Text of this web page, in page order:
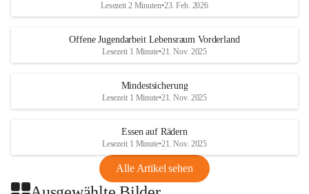
Lesezeit 2 Minuten•23. Feb. 2026
Offene Jugendarbeit Lebensraum Vorderland
Lesezeit 1 Minute•21. Nov. 2025
Mindestsicherung
Lesezeit 1 Minute•21. Nov. 2025
Essen auf Rädern
Lesezeit 1 Minute•21. Nov. 2025
Alle Artikel sehen